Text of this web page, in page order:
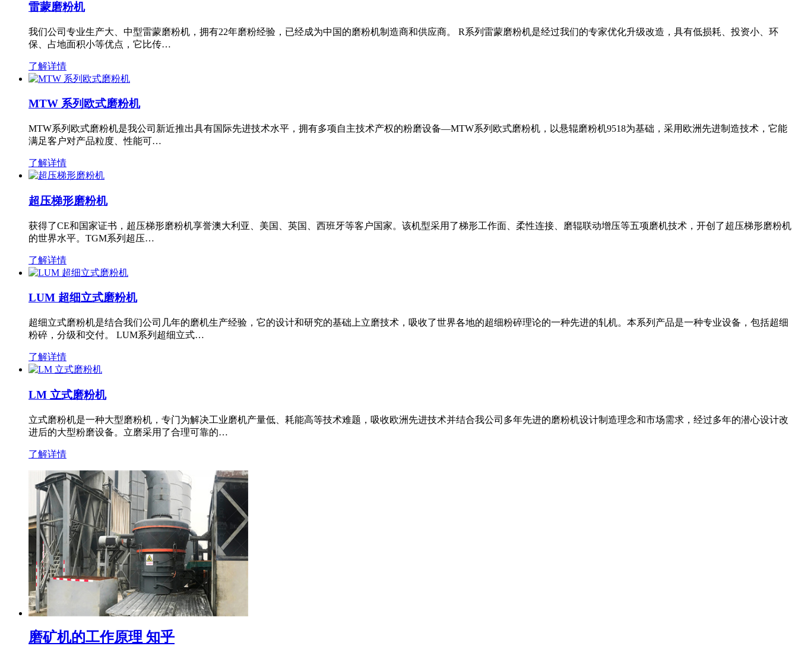
雷蒙磨粉机
我们公司专业生产大、中型雷蒙磨粉机，拥有22年磨粉经验，已经成为中国的磨粉机制造商和供应商。 R系列雷蒙磨粉机是经过我们的专家优化升级改造，具有低损耗、投资小、环
保、占地面积小等优点，它比传…
了解详情
MTW 系列欧式磨粉机
MTW系列欧式磨粉机是我公司新近推出具有国际先进技术水平，拥有多项自主技术产权的粉磨设备—MTW系列欧式磨粉机，以悬辊磨粉机9518为基础，采用欧洲先进制造技术，它能
满足客户对产品粒度、性能可…
了解详情
超压梯形磨粉机
获得了CE和国家证书，超压梯形磨粉机享誉澳大利亚、美国、英国、西班牙等客户国家。该机型采用了梯形工作面、柔性连接、磨辊联动增压等五项磨机技术，开创了超压梯形磨粉机
的世界水平。TGM系列超压…
了解详情
LUM 超细立式磨粉机
超细立式磨粉机是结合我们公司几年的磨机生产经验，它的设计和研究的基础上立磨技术，吸收了世界各地的超细粉碎理论的一种先进的轧机。本系列产品是一种专业设备，包括超细
粉碎，分级和交付。 LUM系列超细立式…
了解详情
LM 立式磨粉机
立式磨粉机是一种大型磨粉机，专门为解决工业磨机产量低、耗能高等技术难题，吸收欧洲先进技术并结合我公司多年先进的磨粉机设计制造理念和市场需求，经过多年的潜心设计改
进后的大型粉磨设备。立磨采用了合理可靠的…
了解详情
磨矿机的工作原理 知乎